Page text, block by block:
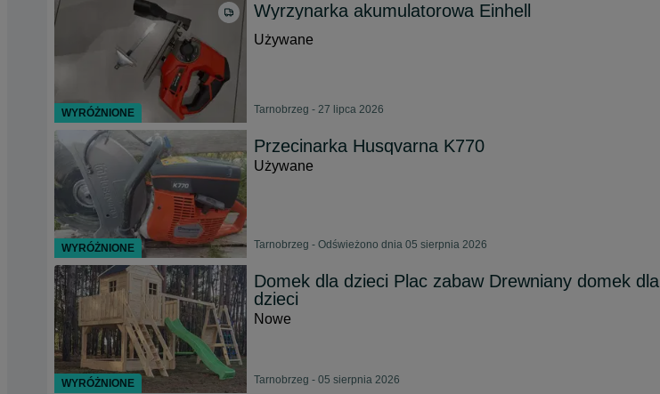
Wyrzynarka akumulatorowa Einhell
Używane
Tarnobrzeg - 27 lipca 2026
Przecinarka Husqvarna K770
Używane
Tarnobrzeg - Odświeżono dnia 05 sierpnia 2026
Domek dla dzieci Plac zabaw Drewniany domek dla
dzieci
Nowe
Tarnobrzeg - 05 sierpnia 2026
WYRÓŻNIONE
WYRÓŻNIONE
WYRÓŻNIONE